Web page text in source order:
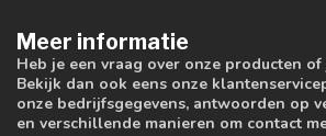
Meer informatie
Heb je een vraag over onze producten
Bekijk dan ook eens onze
onze bedrijfsgegevens, antwoorden op
en verschillende manieren om contact